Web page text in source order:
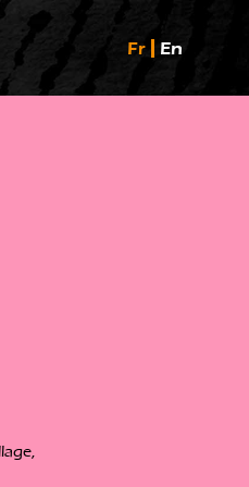
Fr En